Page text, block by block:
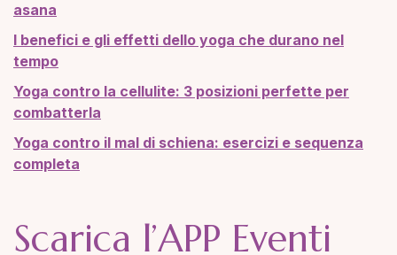
asana
I benefici e gli effetti dello yoga che durano nel
tempo
Yoga contro la cellulite: 3 posizioni perfette per
combatterla
Yoga contro il mal di schiena: esercizi e sequenza
completa
Scarica l’APP Eventi